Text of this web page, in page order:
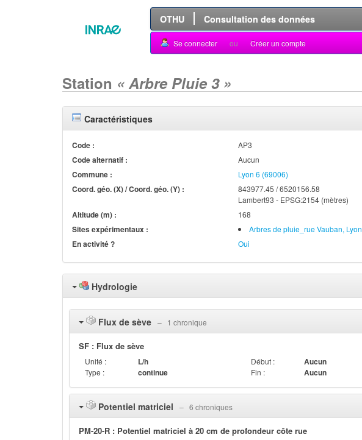
OTHU Consultation des données
Se connecter ou Créer un compte
Station « Arbre Pluie 3 »
Caractéristiques
Code : AP3
Code alternatif : Aucun
Commune : Lyon 6 (69006)
Coord. géo. (X) / Coord. géo. (Y) :
843977.45 / 6520156.58
Lambert93 - EPSG:2154 (mètres)
Altitude (m) : 168
Sites expérimentaux : Arbres de pluie_rue Vauban, Lyon
En activité ? Oui
Hydrologie
Flux de sève ‒ 1 chronique
SF : Flux de sève
Unité : L/h
Type : continue
Début : Aucun
Fin : Aucun
Potentiel matriciel ‒ 6 chroniques
PM-20-R : Potentiel matriciel à 20 cm de profondeur côte rue